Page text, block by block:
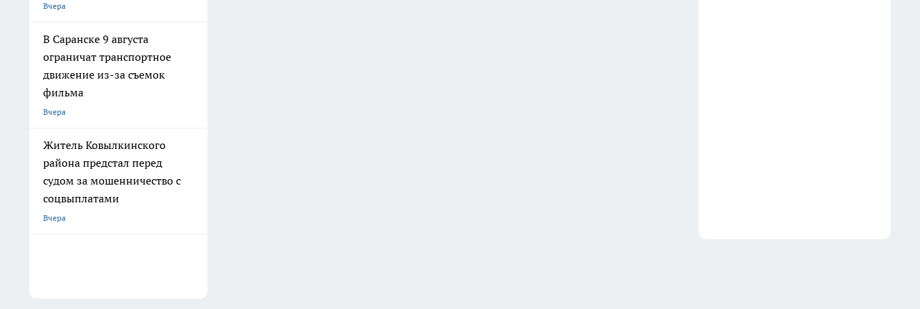
Вчера
В Саранске 9 августа
ограничат транспортное
движение из-за съемок
фильма
Вчера
Житель Ковылкинского
района предстал перед
судом за мошенничество с
соцвыплатами
Вчера